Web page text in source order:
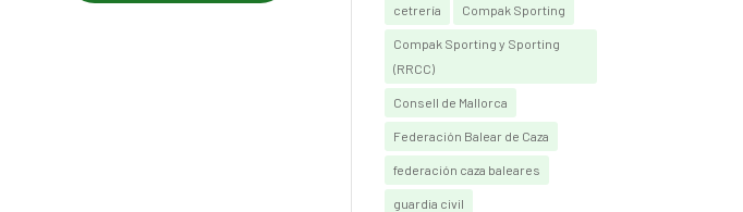
cetrería Compak Sporting
Compak Sporting y Sporting
(RRCC)
Consell de Mallorca
Federación Balear de Caza
federación caza baleares
guardia civil